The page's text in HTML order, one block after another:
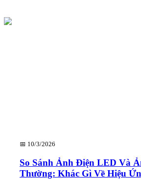
📅 10/3/2026
So Sánh Ảnh Điện LED Và
Thường: Khác Gì Về Hiệu